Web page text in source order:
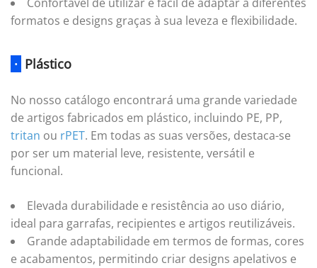
formatos e designs graças à sua leveza e flexibilidade.
· Plástico
No nosso catálogo encontrará uma grande variedade
de artigos fabricados em plástico, incluindo PE, PP,
tritan ou rPET. Em todas as suas versões, destaca-se
por ser um material leve, resistente, versátil e
funcional.
Elevada durabilidade e resistência ao uso diário,
ideal para garrafas, recipientes e artigos reutilizáveis.
Grande adaptabilidade em termos de formas, cores
e acabamentos, permitindo criar designs apelativos e